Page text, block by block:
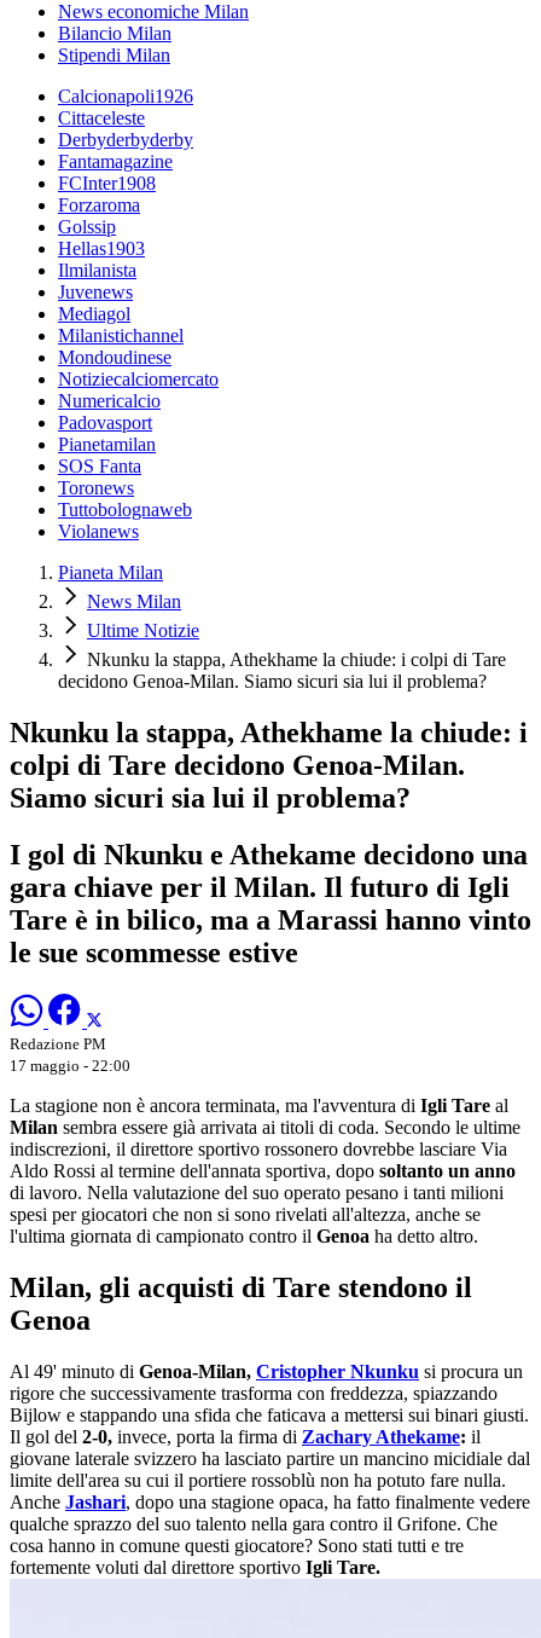
News economiche Milan
Bilancio Milan
Stipendi Milan
Calcionapoli1926
Cittaceleste
Derbyderbyderby
Fantamagazine
FCInter1908
Forzaroma
Golssip
Hellas1903
Ilmilanista
Juvenews
Mediagol
Milanistichannel
Mondoudinese
Notiziecalciomercato
Numericalcio
Padovasport
Pianetamilan
SOS Fanta
Toronews
Tuttobolognaweb
Violanews
Pianeta Milan
News Milan
Ultime Notizie
Nkunku la stappa, Athekhame la chiude: i colpi di Tare
decidono Genoa-Milan. Siamo sicuri sia lui il problema?
Nkunku la stappa, Athekhame la chiude: i
colpi di Tare decidono Genoa-Milan.
Siamo sicuri sia lui il problema?
I gol di Nkunku e Athekame decidono una
gara chiave per il Milan. Il futuro di Igli
Tare è in bilico, ma a Marassi hanno vinto
le sue scommesse estive
Redazione PM
17 maggio - 22:00
La stagione non è ancora terminata, ma l'avventura di Igli Tare al
Milan sembra essere già arrivata ai titoli di coda. Secondo le ultime
indiscrezioni, il direttore sportivo rossonero dovrebbe lasciare Via
Aldo Rossi al termine dell'annata sportiva, dopo soltanto un anno
di lavoro. Nella valutazione del suo operato pesano i tanti milioni
spesi per giocatori che non si sono rivelati all'altezza, anche se
l'ultima giornata di campionato contro il Genoa ha detto altro.
Milan, gli acquisti di Tare stendono il
Genoa
Al 49' minuto di Genoa-Milan, Cristopher Nkunku si procura un
rigore che successivamente trasforma con freddezza, spiazzando
Bijlow e stappando una sfida che faticava a mettersi sui binari giusti.
Il gol del 2-0, invece, porta la firma di Zachary Athekame: il
giovane laterale svizzero ha lasciato partire un mancino micidiale dal
limite dell'area su cui il portiere rossoblù non ha potuto fare nulla.
Anche Jashari, dopo una stagione opaca, ha fatto finalmente vedere
qualche sprazzo del suo talento nella gara contro il Grifone. Che
cosa hanno in comune questi giocatore? Sono stati tutti e tre
fortemente voluti dal direttore sportivo Igli Tare.